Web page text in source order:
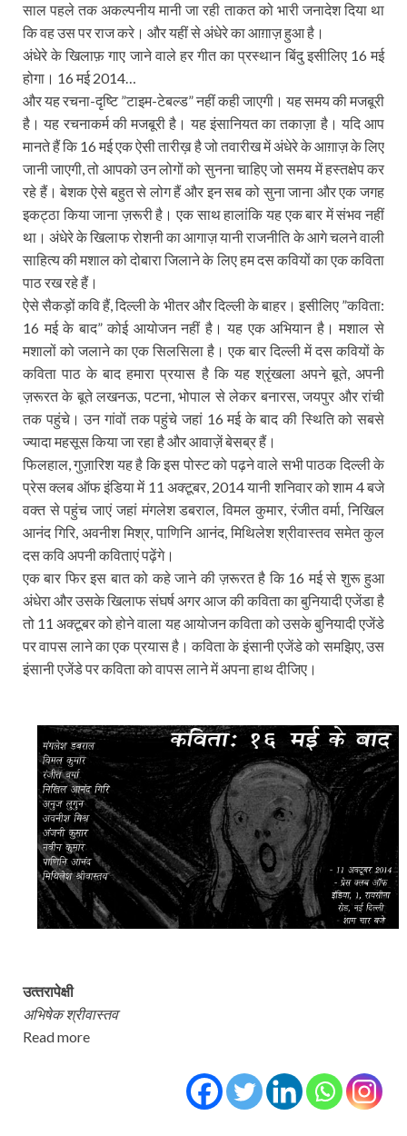
साल पहले तक अकल्‍पनीय मानी जा रही ताकत को भारी जनादेश दिया था
कि वह उस पर राज करे। और यहीं से अंधेरे का आग़ाज़ हुआ है।
अंधेरे के खिलाफ़ गाए जाने वाले हर गीत का प्रस्‍थान बिंदु इसीलिए 16 मई
होगा। 16 मई 2014…
और यह रचना-दृष्टि ”टाइम-टेबल्‍ड” नहीं कही जाएगी। यह समय की मजबूरी
है। यह रचनाकर्म की मजबूरी है। यह इंसानियत का तकाज़ा है। यदि आप
मानते हैं कि 16 मई एक ऐसी तारीख़ है जो तवारीख में अंधेरे के आग़ाज़ के लिए
जानी जाएगी, तो आपको उन लोगों को सुनना चाहिए जो समय में हस्‍तक्षेप कर
रहे हैं। बेशक ऐसे बहुत से लोग हैं और इन सब को सुना जाना और एक जगह
इकट्ठा किया जाना ज़रूरी है। एक साथ हालांकि यह एक बार में संभव नहीं
था। अंधेरे के खिलाफ रोशनी का आगाज़ यानी राजनीति के आगे चलने वाली
साहित्‍य की मशाल को दोबारा जिलाने के लिए हम दस कवियों का एक कविता
पाठ रख रहे हैं।
ऐसे सैकड़ों कवि हैं, दिल्‍ली के भीतर और दिल्‍ली के बाहर। इसीलिए ”कविता:
16 मई के बाद” कोई आयोजन नहीं है। यह एक अभियान है। मशाल से
मशालों को जलाने का एक सिलसिला है। एक बार दिल्‍ली में दस कवियों के
कविता पाठ के बाद हमारा प्रयास है कि यह श्रृंखला अपने बूते, अपनी
ज़रूरत के बूते लखनऊ, पटना, भोपाल से लेकर बनारस, जयपुर और रांची
तक पहुंचे। उन गांवों तक पहुंचे जहां 16 मई के बाद की स्थिति को सबसे
ज्‍यादा महसूस किया जा रहा है और आवाज़ें बेसब्र हैं।
फिलहाल, गुज़ारिश यह है कि इस पोस्‍ट को पढ़ने वाले सभी पाठक दिल्‍ली के
प्रेस क्‍लब ऑफ इंडिया में 11 अक्‍टूबर, 2014 यानी शनिवार को शाम 4 बजे
वक्‍त से पहुंच जाएं जहां मंगलेश डबराल, विमल कुमार, रंजीत वर्मा, निखिल
आनंद गिरि, अवनीश मिश्र, पाणिनि आनंद, मिथिलेश श्रीवास्‍तव समेत कुल
दस कवि अपनी कविताएं पढ़ेंगे।
एक बार फिर इस बात को कहे जाने की ज़रूरत है कि 16 मई से शुरू हुआ
अंधेरा और उसके खिलाफ संघर्ष अगर आज की कविता का बुनियादी एजेंडा है
तो 11 अक्‍टूबर को होने वाला यह आयोजन कविता को उसके बुनियादी एजेंडे
पर वापस लाने का एक प्रयास है। कविता के इंसानी एजेंडे को समझिए, उस
इंसानी एजेंडे पर कविता को वापस लाने में अपना हाथ दीजिए।
उत्‍तरापेक्षी
अभिषेक श्रीवास्‍तव
Read more